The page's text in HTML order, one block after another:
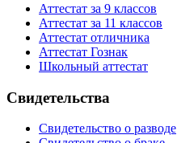
Аттестат за 9 классов
Аттестат за 11 классов
Аттестат отличника
Аттестат Гознак
Школьный аттестат
Свидетельства
Свидетельство о разводе